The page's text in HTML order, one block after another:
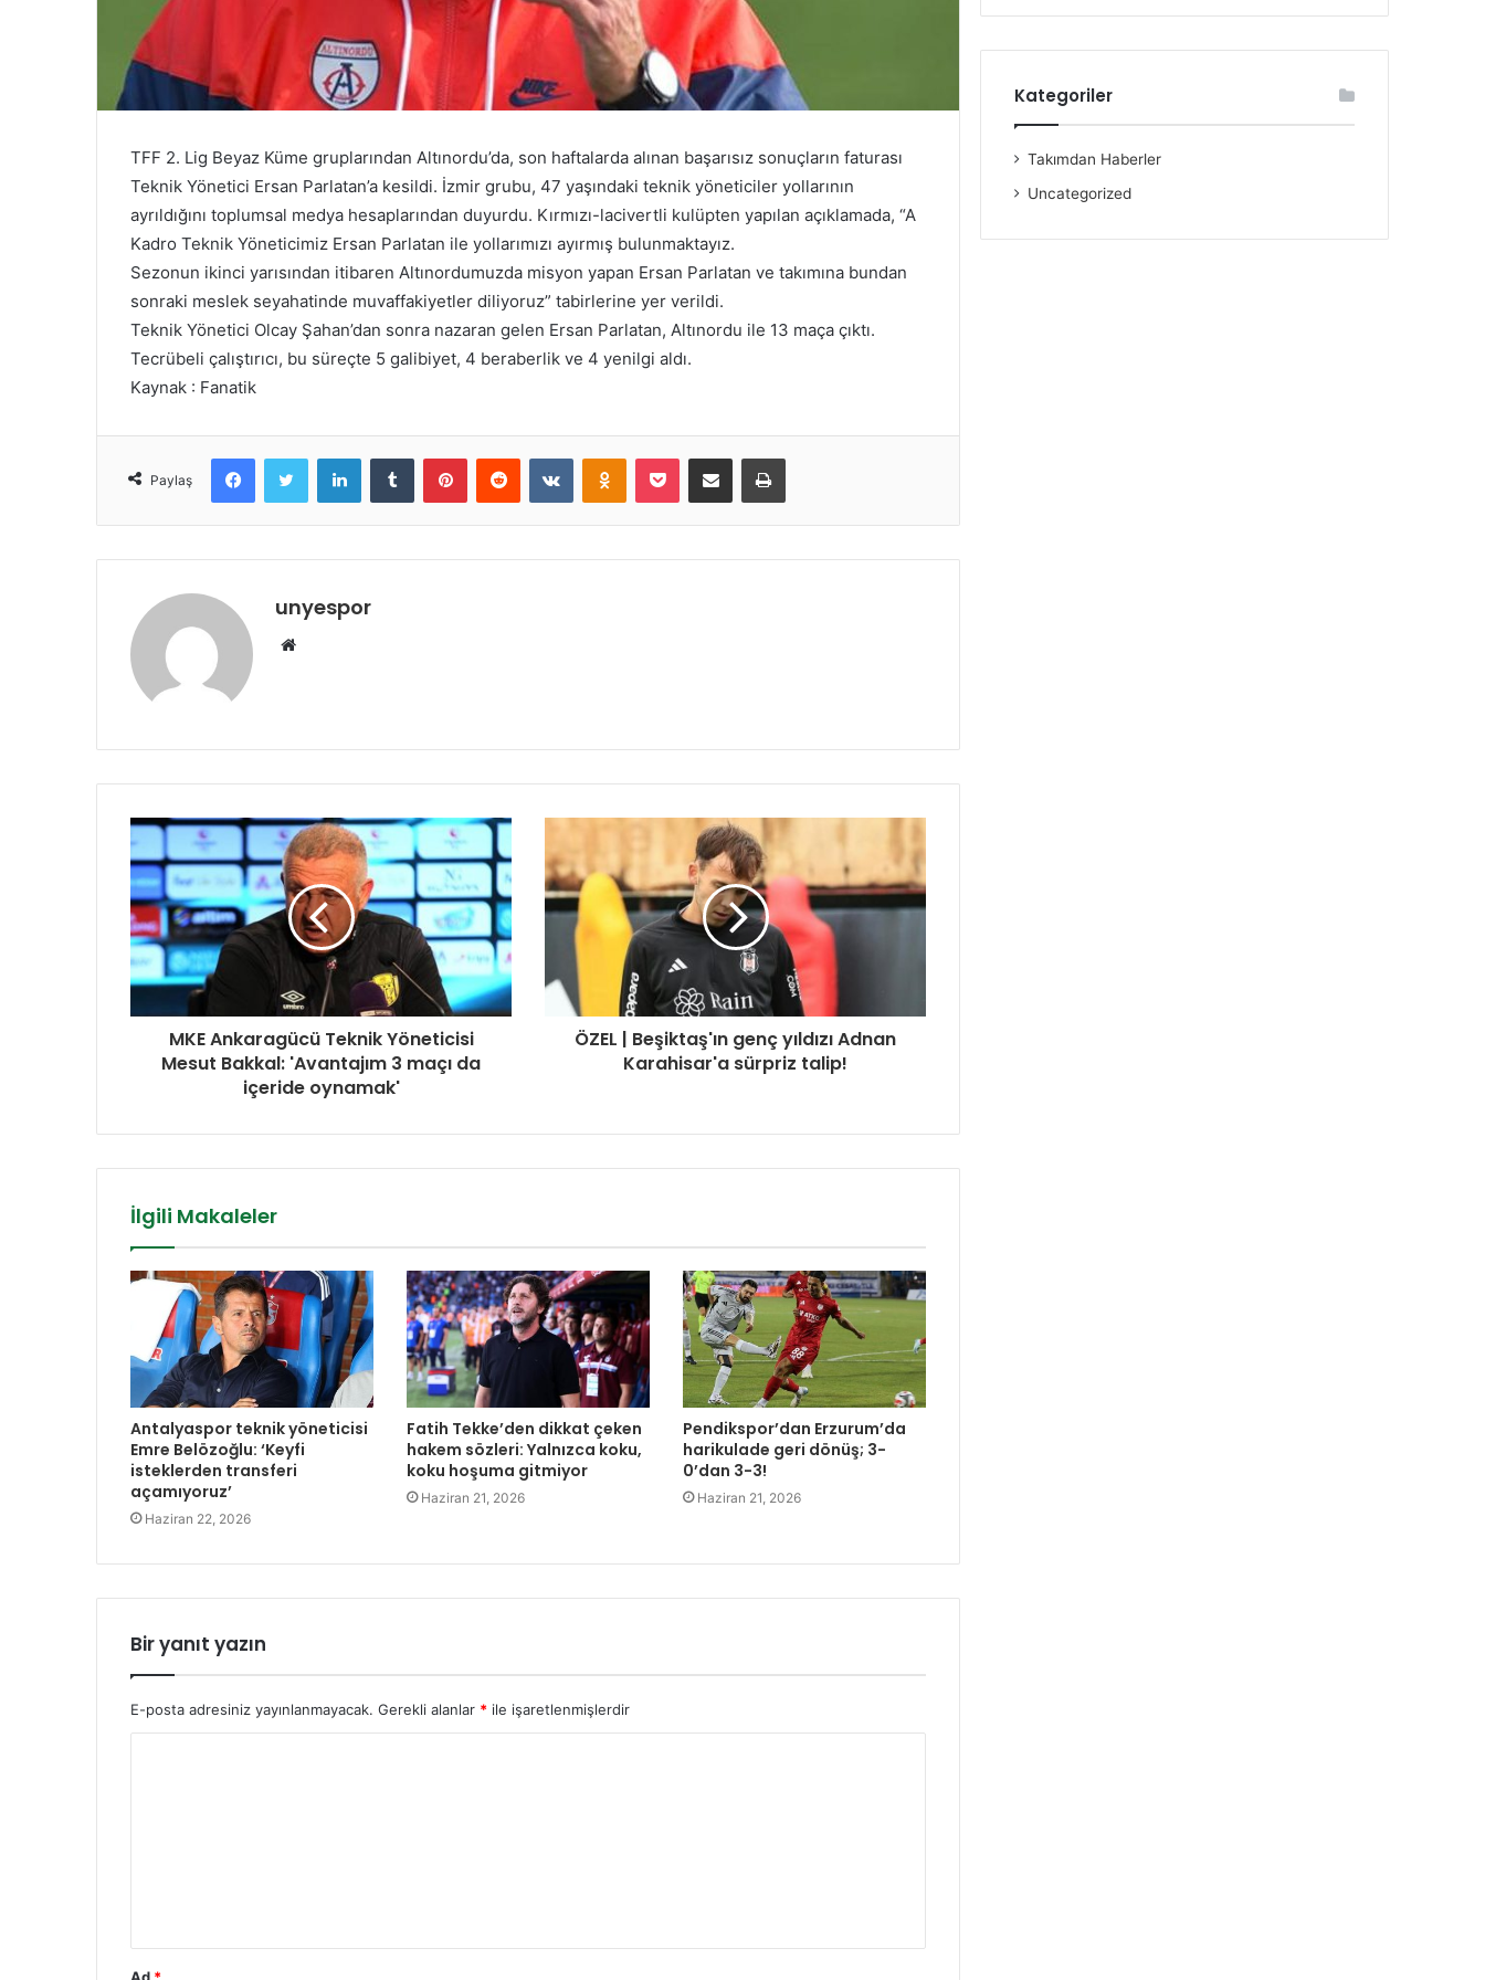
TFF 2. Lig Beyaz Küme gruplarından Altınordu’da, son haftalarda alınan başarısız sonuçların faturası
Teknik Yönetici Ersan Parlatan’a kesildi. İzmir grubu, 47 yaşındaki teknik yöneticiler yollarının
ayrıldığını toplumsal medya hesaplarından duyurdu. Kırmızı-lacivertli kulüpten yapılan açıklamada, “A
Kadro Teknik Yöneticimiz Ersan Parlatan ile yollarımızı ayırmış bulunmaktayız.
Sezonun ikinci yarısından itibaren Altınordumuzda misyon yapan Ersan Parlatan ve takımına bundan
sonraki meslek seyahatinde muvaffakiyetler diliyoruz” tabirlerine yer verildi.
Teknik Yönetici Olcay Şahan’dan sonra nazaran gelen Ersan Parlatan, Altınordu ile 13 maça çıktı.
Tecrübeli çalıştırıcı, bu süreçte 5 galibiyet, 4 beraberlik ve 4 yenilgi aldı.
Kaynak : Fanatik
Paylaş
FacebookTwitter LinkedInTumblr PinterestReddit VKontakteOdnoklassniki
Pocket E-Posta ile paylaş Yazdır
unyespor
Web
MKE Ankaragücü Teknik Yöneticisi
Mesut Bakkal: 'Avantajım 3 maçı da
içeride oynamak'
ÖZEL | Beşiktaş'ın genç yıldızı Adnan
Karahisar'a sürpriz talip!
İlgili Makaleler
Antalyaspor teknik yöneticisi
Emre Belözoğlu: ‘Keyfi
isteklerden transferi
açamıyoruz’
Haziran 22, 2026
Fatih Tekke’den dikkat çeken
hakem sözleri: Yalnızca koku,
koku hoşuma gitmiyor
Haziran 21, 2026
Pendikspor’dan Erzurum’da
harikulade geri dönüş; 3-
0’dan 3-3!
Haziran 21, 2026
Bir yanıt yazın
E-posta adresiniz yayınlanmayacak. Gerekli alanlar * ile işaretlenmişlerdir
Kategoriler
Takımdan Haberler
Uncategorized